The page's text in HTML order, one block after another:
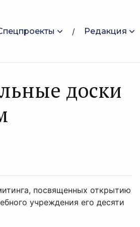
Редакция
доски
посвященных открытию
учреждения его десяти